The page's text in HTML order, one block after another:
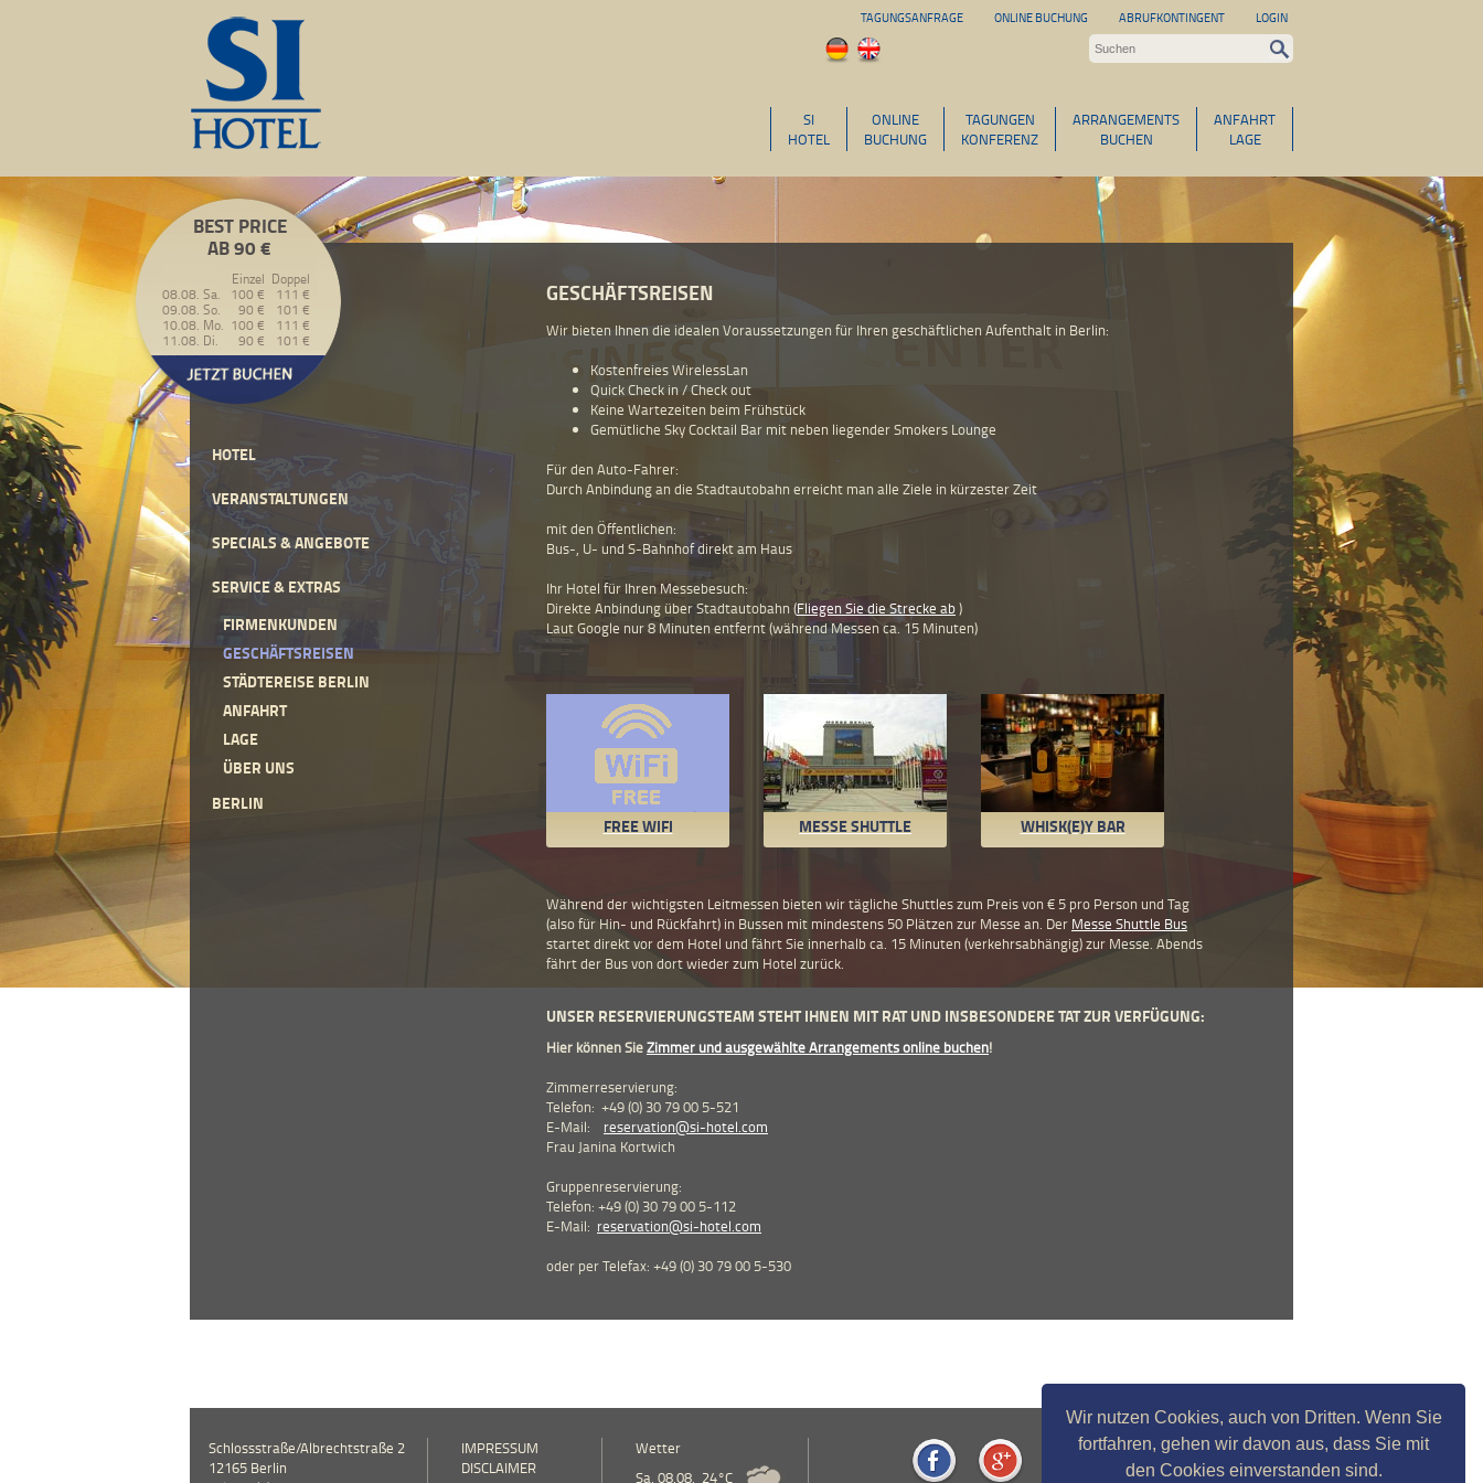
Wir nutzen Cookies, auch von Dritten. Wenn Sie
fortfahren, gehen wir davon aus, dass Sie mit
den Cookies einverstanden sind.
TAGUNGSANFRAGE ONLINE BUCHUNG ABRUFKONTINGENT LOGIN
ANFAHRT
LAGE
ARRANGEMENTS
BUCHEN
TAGUNGEN
KONFERENZ
ONLINE
BUCHUNG
SI
HOTEL
BEST PRICE
AB 90 €
Einzel Doppel
08.08. Sa.
100 €
111 €
09.08. So.
90 €
101 €
10.08. Mo. 100 €
111 €
11.08. Di.
90 € 101 €
HOTEL
VERANSTALTUNGEN
SPECIALS & ANGEBOTE
SERVICE & EXTRAS
FIRMENKUNDEN
GESCHÄFTSREISEN
STÄDTEREISE BERLIN
ANFAHRT
LAGE
ÜBER UNS
BERLIN
GESCHÄFTSREISEN
Wir bieten Ihnen die idealen Voraussetzungen für Ihren geschäftlichen Aufenthalt in Berlin:
Kostenfreies WirelessLan
Quick Check in / Check out
Keine Wartezeiten beim Frühstück
Gemütliche Sky Cocktail Bar mit neben liegender Smokers Lounge
Für den Auto-Fahrer:
Durch Anbindung an die Stadtautobahn erreicht man alle Ziele in kürzester Zeit
mit den Öffentlichen:
Bus-, U- und S-Bahnhof direkt am Haus
Ihr Hotel für Ihren Messebesuch:
Direkte Anbindung über Stadtautobahn (Fliegen Sie die Strecke ab)
Laut Google nur 8 Minuten entfernt (während Messen ca. 15 Minuten)
FREE WIFI MESSE SHUTTLE WHISK(E)Y BAR
Während der wichtigsten Leitmessen bieten wir tägliche Shuttles zum Preis von € 5 pro Person und Tag
(also für Hin- und Rückfahrt) in Bussen mit mindestens 50 Plätzen zur Messe an. Der Messe Shuttle Bus
startet direkt vor dem Hotel und fährt Sie innerhalb ca. 15 Minuten (verkehrsabhängig) zur Messe. Abends
fährt der Bus von dort wieder zum Hotel zurück.
UNSER RESERVIERUNGSTEAM STEHT IHNEN MIT RAT UND INSBESONDERE TAT ZUR VERFÜGUNG:
Hier können SieZimmer und ausgewählte Arrangements online buchen!
Zimmerreservierung:
Telefon: +49 (0) 30 79 00 5-521
E-Mail: reservation@si-hotel.com
Frau Janina Kortwich
Gruppenreservierung:
Telefon: +49 (0) 30 79 00 5-112
E-Mail: reservation@si-hotel.com
oder per Telefax: +49 (0) 30 79 00 5-530
Schlossstraße/Albrechtstraße 2
12165 Berlin
IMPRESSUM
DISCLAIMER
Wetter
Sa, 08.08. 24°C